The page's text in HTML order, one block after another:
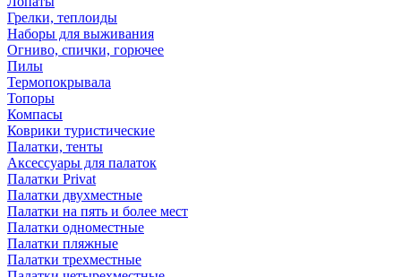
Грелки, теплоиды
Наборы для выживания
Огниво, спички, горючее
Пилы
Термопокрывала
Топоры
Компасы
Коврики туристические
Палатки, тенты
Аксессуары для палаток
Палатки Privat
Палатки двухместные
Палатки на пять и более мест
Палатки одноместные
Палатки пляжные
Палатки трехместные